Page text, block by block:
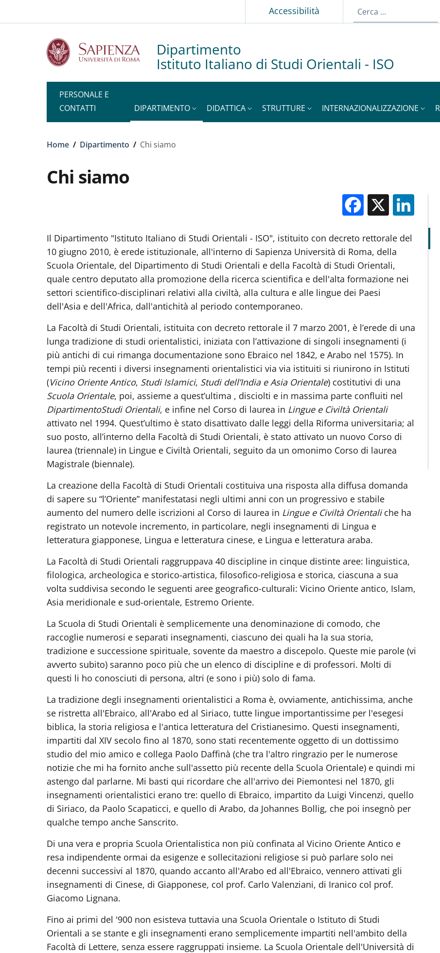
Accessibilità
Dipartimento
Istituto Italiano di Studi Orientali - ISO
PERSONALE E
CONTATTI
DIPARTIMENTO DIDATTICA STRUTTURE INTERNAZIONALIZZAZIONE
Briciole di pane
Home / Dipartimento / Chi siamo
Chi siamo
Facebook
X
Il Dipartimento "Istituto Italiano di Studi Orientali - ISO", istituito con decreto rettorale del
10 giugno 2010, è erede istituzionale, all'interno di Sapienza Università di Roma, della
Scuola Orientale, del Dipartimento di Studi Orientali e della Facoltà di Studi Orientali,
quale centro deputato alla promozione della ricerca scientifica e dell'alta formazione nei
settori scientifico-disciplinari relativi alla civiltà, alla cultura e alle lingue dei Paesi
dell'Asia e dell'Africa, dall'antichità al periodo contemporaneo.
La Facoltà di Studi Orientali, istituita con decreto rettorale il 7 marzo 2001, è l’erede di una
lunga tradizione di studi orientalistici, iniziata con l’attivazione di singoli insegnamenti (i
più antichi di cui rimanga documentazione sono Ebraico nel 1842, e Arabo nel 1575). In
tempi più recenti i diversi insegnamenti orientalistici via via istituiti si riunirono in Istituti
(Vicino Oriente Antico, Studi Islamici, Studi dell’India e Asia Orientale) costitutivi di una
Scuola Orientale, poi, assieme a quest’ultima , disciolti e in massima parte confluiti nel
DipartimentoStudi Orientali, e infine nel Corso di laurea in Lingue e Civiltà Orientali
attivato nel 1994. Quest’ultimo è stato disattivato dalle leggi della Riforma universitaria; al
suo posto, all’interno della Facoltà di Studi Orientali, è stato attivato un nuovo Corso di
laurea (triennale) in Lingue e Civiltà Orientali, seguito da un omonimo Corso di laurea
Magistrale (biennale).
La creazione della Facoltà di Studi Orientali costituiva una risposta alla diffusa domanda
di sapere su “l’Oriente” manifestatasi negli ultimi anni con un progressivo e stabile
aumento del numero delle iscrizioni al Corso di laurea in Lingue e Civiltà Orientaliche ha
registrato un notevole incremento, in particolare, negli insegnamenti di Lingua e
letteratura giapponese, Lingua e letteratura cinese, e Lingua e letteratura araba.
La Facoltà di Studi Orientali raggruppava 40 discipline in cinque distinte aree: linguistica,
filologica, archeologica e storico-artistica, filosofico-religiosa e storica, ciascuna a sua
volta suddivisa secondo le seguenti aree geografico-culturali: Vicino Oriente antico, Islam,
Asia meridionale e sud-orientale, Estremo Oriente.
La Scuola di Studi Orientali è semplicemente una denominazione di comodo, che
raccoglie numerosi e separati insegnamenti, ciascuno dei quali ha la sua storia,
tradizione e successione spirituale, sovente da maestro a discepolo. Queste mie parole (vi
avverto subito) saranno poco più che un elenco di discipline e di professori. Molti di
questi li ho conosciuti di persona, altri (e sono i più) solo di fama.
La tradizione degli insegnamenti orientalistici a Roma è, ovviamente, antichissima, anche
se ristretta all'Ebraico, all'Arabo ed al Siriaco, tutte lingue importantissime per l'esegesi
biblica, la storia religiosa e l'antica letteratura del Cristianesimo. Questi insegnamenti,
impartiti dal XIV secolo fino al 1870, sono stati recentemente oggetto di un dottissimo
studio del mio amico e collega Paolo Daffinà (che tra l'altro ringrazio per le numerose
notizie che mi ha fornito anche sull'assetto più recente della Scuola Orientale) e quindi mi
astengo dal parlarne. Mi basti qui ricordare che all'arrivo dei Piemontesi nel 1870, gli
insegnamenti orientalistici erano tre: quello di Ebraico, impartito da Luigi Vincenzi, quello
di Siriaco, da Paolo Scapaticci, e quello di Arabo, da Johannes Bollig, che poi insegnò per
qualche tempo anche Sanscrito.
Di una vera e propria Scuola Orientalistica non più confinata al Vicino Oriente Antico e
resa indipendente ormai da esigenze e sollecitazioni religiose si può parlare solo nei
decenni successivi al 1870, quando accanto all'Arabo ed all'Ebraico, vennero attivati gli
insegnamenti di Cinese, di Giapponese, col prof. Carlo Valenziani, di Iranico col prof.
Giacomo Lignana.
Fino ai primi del '900 non esisteva tuttavia una Scuola Orientale o Istituto di Studi
Orientali a se stante e gli insegnamenti erano semplicemente impartiti nell'ambito della
Facoltà di Lettere, senza essere raggruppati insieme. La Scuola Orientale dell'Università di